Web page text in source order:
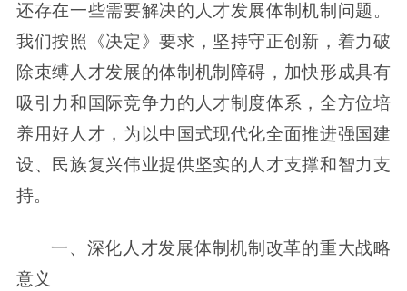
还存在一些需要解决的人才发展体制机制问题。
我们按照《决定》要求，坚持守正创新，着力破
除束缚人才发展的体制机制障碍，加快形成具有
吸引力和国际竞争力的人才制度体系，全方位培
养用好人才，为以中国式现代化全面推进强国建
设、民族复兴伟业提供坚实的人才支撑和智力支
持。
一、深化人才发展体制机制改革的重大战略
意义